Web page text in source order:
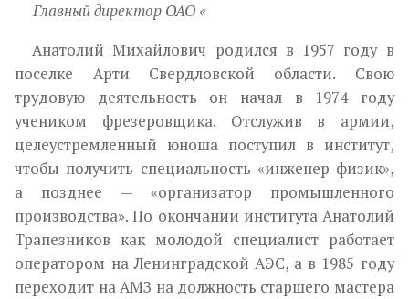
Главный директор ОАО «
Анатолий Михайлович родился в 1957 году в
поселке Арти Свердловской области. Свою
трудовую деятельность он начал в 1974 году
учеником фрезеровщика. Отслужив в армии,
целеустремленный юноша поступил в институт,
чтобы получить специальность «инженер-физик»,
а позднее — «организатор промышленного
производства».По окончании института Анатолий
Трапезников как молодой специалист работает
оператором на Ленинградской АЭС, а в 1985 году
переходит на АМЗ на должность старшего мастера